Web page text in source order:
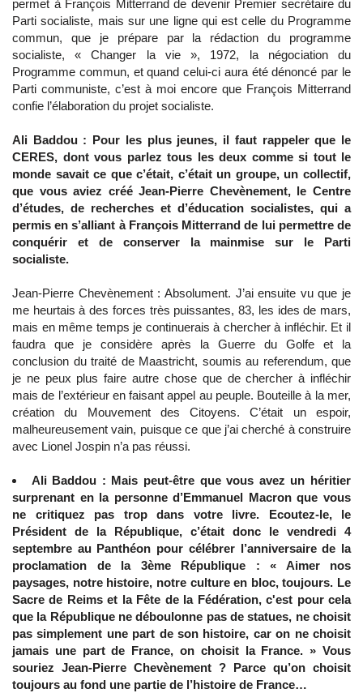
permet à François Mitterrand de devenir Premier secrétaire du
Parti socialiste, mais sur une ligne qui est celle du Programme
commun, que je prépare par la rédaction du programme
socialiste, « Changer la vie », 1972, la négociation du
Programme commun, et quand celui-ci aura été dénoncé par le
Parti communiste, c’est à moi encore que François Mitterrand
confie l’élaboration du projet socialiste.
Ali Baddou : Pour les plus jeunes, il faut rappeler que le
CERES, dont vous parlez tous les deux comme si tout le
monde savait ce que c’était, c’était un groupe, un collectif,
que vous aviez créé Jean-Pierre Chevènement, le Centre
d’études, de recherches et d’éducation socialistes, qui a
permis en s’alliant à François Mitterrand de lui permettre de
conquérir et de conserver la mainmise sur le Parti
socialiste.
Jean-Pierre Chevènement : Absolument. J’ai ensuite vu que je
me heurtais à des forces très puissantes, 83, les ides de mars,
mais en même temps je continuerais à chercher à infléchir. Et il
faudra que je considère après la Guerre du Golfe et la
conclusion du traité de Maastricht, soumis au referendum, que
je ne peux plus faire autre chose que de chercher à infléchir
mais de l’extérieur en faisant appel au peuple. Bouteille à la mer,
création du Mouvement des Citoyens. C’était un espoir,
malheureusement vain, puisque ce que j’ai cherché à construire
avec Lionel Jospin n’a pas réussi.
Ali Baddou : Mais peut-être que vous avez un héritier
surprenant en la personne d’Emmanuel Macron que vous
ne critiquez pas trop dans votre livre. Ecoutez-le, le
Président de la République, c’était donc le vendredi 4
septembre au Panthéon pour célébrer l’anniversaire de la
proclamation de la 3ème République : « Aimer nos
paysages, notre histoire, notre culture en bloc, toujours. Le
Sacre de Reims et la Fête de la Fédération, c'est pour cela
que la République ne déboulonne pas de statues, ne choisit
pas simplement une part de son histoire, car on ne choisit
jamais une part de France, on choisit la France. » Vous
souriez Jean-Pierre Chevènement ? Parce qu’on choisit
toujours au fond une partie de l’histoire de France…